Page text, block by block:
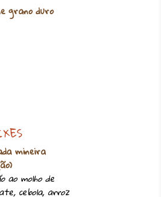
grano duro
mineira
ao molho de
cebola, arroz